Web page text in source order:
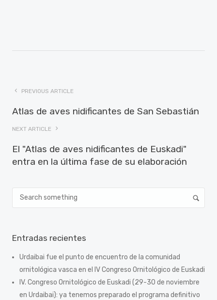
PREVIOUS ARTICLE
Atlas de aves nidificantes de San Sebastián
NEXT ARTICLE
El "Atlas de aves nidificantes de Euskadi"
entra en la última fase de su elaboración
Entradas recientes
Urdaibai fue el punto de encuentro de la comunidad
ornitológica vasca en el IV Congreso Ornitológico de Euskadi
IV. Congreso Ornitológico de Euskadi (29-30 de noviembre
en Urdaibai): ya tenemos preparado el programa definitivo